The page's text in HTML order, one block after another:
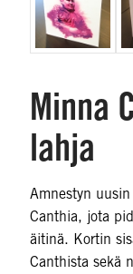
Minna
lahja
Amnestyn
Canthia, jota
äitinä. Kortin
Canthista sekä